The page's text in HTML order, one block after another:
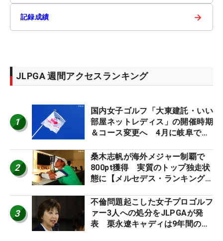
記録成績 →
JLPGA 週間アクセスランキング
1
国内女子ゴルフ「大東建託・いい
部屋ネットレディス」の開催時期
＆コース変更へ 4月に岐阜で開
2
桑木志帆が海外メジャー制覇で
800pt獲得 実質のトップ独走状
態に【メルセデス・ランキング番
3
不倫問題起こした女子プロゴルフ
ァー3人への処分をJLPGAが発
表 栗永遼キャディは9年間の立